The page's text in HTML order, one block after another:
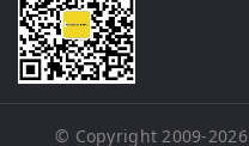
© Copyright 2009-2026